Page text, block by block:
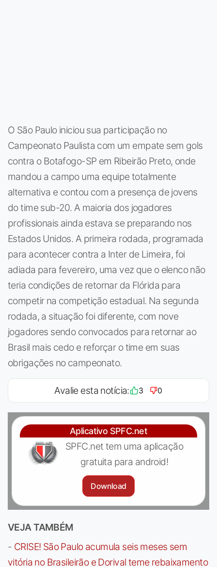
O São Paulo iniciou sua participação no
Campeonato Paulista com um empate sem gols
contra o Botafogo-SP em Ribeirão Preto, onde
mandou a campo uma equipe totalmente
alternativa e contou com a presença de jovens
do time sub-20. A maioria dos jogadores
profissionais ainda estava se preparando nos
Estados Unidos. A primeira rodada, programada
para acontecer contra a Inter de Limeira, foi
adiada para fevereiro, uma vez que o elenco não
teria condições de retornar da Flórida para
competir na competição estadual. Na segunda
rodada, a situação foi diferente, com nove
jogadores sendo convocados para retornar ao
Brasil mais cedo e reforçar o time em suas
obrigações no campeonato.
Avalie esta notícia: 3 0
Aplicativo SPFC.net
SPFC.net tem uma aplicação
gratuita para android!
Download
VEJA TAMBÉM
- CRISE! São Paulo acumula seis meses sem
vitória no Brasileirão e Dorival teme rebaixamento